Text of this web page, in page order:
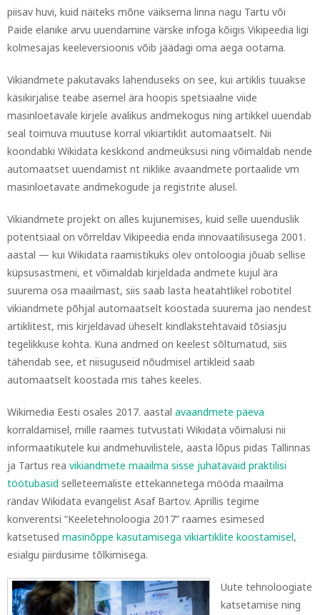
piisav huvi, kuid näiteks mõne väiksema linna nagu Tartu või
Paide elanike arvu uuendamine värske infoga kõigis Vikipeedia ligi
kolmesajas keeleversioonis võib jäädagi oma aega ootama.
Vikiandmete pakutavaks lahenduseks on see, kui artiklis tuuakse
käsikirjalise teabe asemel ära hoopis spetsiaalne viide
masinloetavale kirjele avalikus andmekogus ning artikkel uuendab
seal toimuva muutuse korral vikiartiklit automaatselt. Nii
koondabki Wikidata keskkond andmeüksusi ning võimaldab nende
automaatset uuendamist nt riiklike avaandmete portaalide vm
masinloetavate andmekogude ja registrite alusel.
Vikiandmete projekt on alles kujunemises, kuid selle uuenduslik
potentsiaal on võrreldav Vikipeedia enda innovaatilisusega 2001.
aastal — kui Wikidata raamistikuks olev ontoloogia jõuab sellise
küpsusastmeni, et võimaldab kirjeldada andmete kujul ära
suurema osa maailmast, siis saab lasta heatahtlikel robotitel
vikiandmete põhjal automaatselt koostada suurema jao nendest
artiklitest, mis kirjeldavad üheselt kindlakstehtavaid tõsiasju
tegelikkuse kohta. Kuna andmed on keelest sõltumatud, siis
tähendab see, et niisuguseid nõudmisel artikleid saab
automaatselt koostada mis tahes keeles.
Wikimedia Eesti osales 2017. aastal avaandmete päeva
korraldamisel, mille raames tutvustati Wikidata võimalusi nii
informaatikutele kui andmehuvilistele, aasta lõpus pidas Tallinnas
ja Tartus rea vikiandmete maailma sisse juhatavaid praktilisi
töötubasid selleteemaliste ettekannetega mööda maailma
rändav Wikidata evangelist Asaf Bartov. Aprillis tegime
konverentsi “Keeletehnoloogia 2017” raames esimesed
katsetused masinõppe kasutamisega vikiartiklite koostamisel,
esialgu piirdusime tõlkimisega.
Uute tehnoloogiate
katsetamise ning